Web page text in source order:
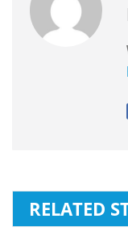
RELATED